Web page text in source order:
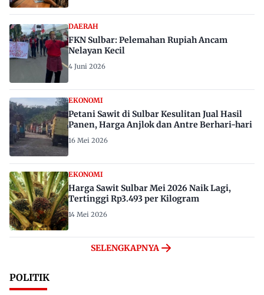
DAERAH
FKN Sulbar: Pelemahan Rupiah Ancam
Nelayan Kecil
4 Juni 2026
EKONOMI
Petani Sawit di Sulbar Kesulitan Jual Hasil
Panen, Harga Anjlok dan Antre Berhari-hari
16 Mei 2026
EKONOMI
Harga Sawit Sulbar Mei 2026 Naik Lagi,
Tertinggi Rp3.493 per Kilogram
14 Mei 2026
SELENGKAPNYA
POLITIK